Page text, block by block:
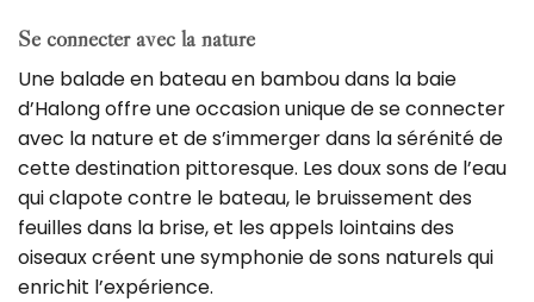
Se connecter avec la nature
Une balade en bateau en bambou dans la baie
d’Halong offre une occasion unique de se connecter
avec la nature et de s’immerger dans la sérénité de
cette destination pittoresque. Les doux sons de l’eau
qui clapote contre le bateau, le bruissement des
feuilles dans la brise, et les appels lointains des
oiseaux créent une symphonie de sons naturels qui
enrichit l’expérience.